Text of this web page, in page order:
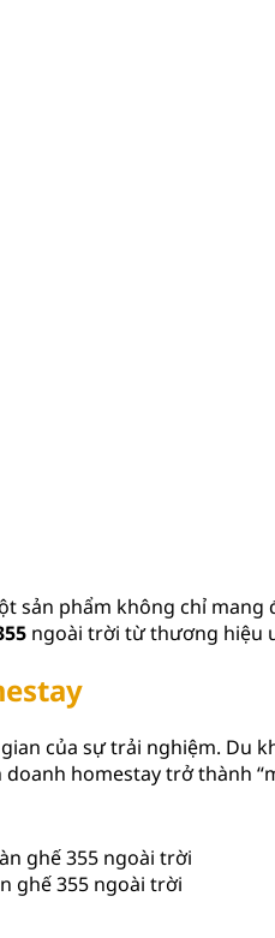
sản phẩm không chỉ
ngoài trời từ thương hiệu
của sự trải nghiệm. Du
homestay trở thành
ghế 355 ngoài trời